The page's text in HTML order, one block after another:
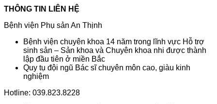
THÔNG TIN LIÊN HỆ
Bệnh viện Phụ sản An Thịnh
Bệnh viện chuyên khoa 14 năm trong lĩnh vực Hỗ trợ
sinh sản – Sản khoa và Chuyên khoa nhi được thành
lập đầu tiên ở miền Bắc
Quy tụ đội ngũ Bác sĩ chuyên môn cao, giàu kinh
nghiệm
Hotline: 039.823.8228